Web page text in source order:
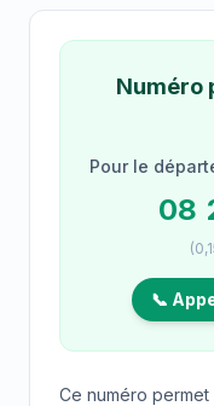
Numéro
Pour le
08
📞
Ce numéro